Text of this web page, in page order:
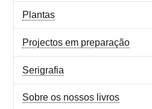
Plantas
Projectos em preparação
Serigrafia
Sobre os nossos livros